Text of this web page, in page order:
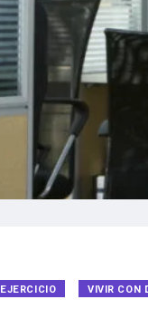
EJERCICIO VIVIR CON